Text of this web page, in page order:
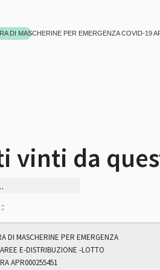
DI MASCHERINE PER EMERGENZA COVID-19
vinti da
DI MASCHERINE PER EMERGENZA
E-DISTRIBUZIONE -LOTTO
APR000255451